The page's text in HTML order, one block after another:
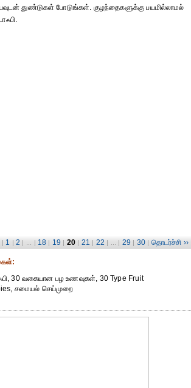
துண்டுகள் போடுங்கள். குழந்தைகளுக்கு பயமில்லாமல்
| 1 | 2 | ... | 18 | 19 | 20 | 21 | 22 | ... | 29 | 30 | தொடர்ச்சி ››
30 வகையான பழ உணவுகள், 30 Type Fruit
சமையல் செய்முறை